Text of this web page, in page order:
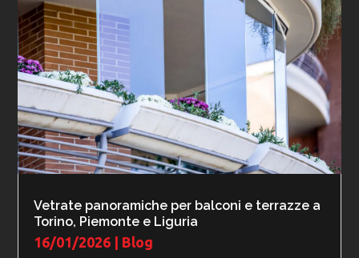
Vetrate panoramiche per balconi e terrazze a
Torino, Piemonte e Liguria
16/01/2026 Blog